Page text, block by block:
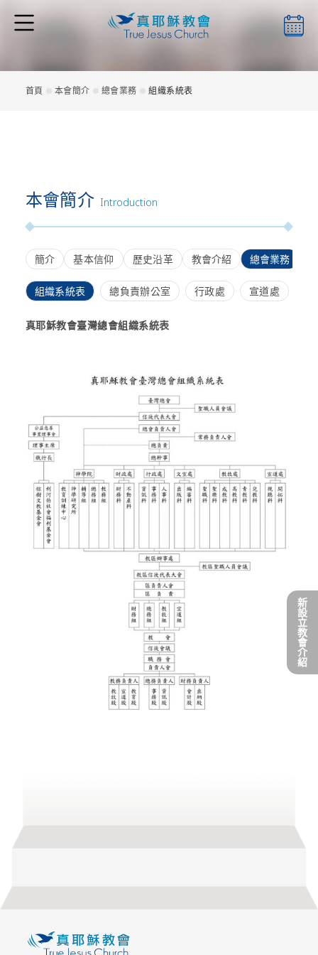
新
設
立
教
會
介
紹
本會簡介
檔案下載
聖靈月刊
活動影音
線上奉獻
友站連結
首頁 本會簡介 總會業務 組織系統表
本會簡介 Introduction
簡介 基本信仰 歷史沿革 教會介紹 總會業務
組織系統表 總負責辦公室 行政處 宣道處
真耶穌教會臺灣總會組織系統表